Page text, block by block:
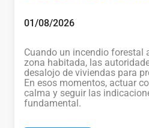
01/08/2026
Cuando un incendio forestal
zona habitada, las
desalojo de viviendas para
En esos momentos, actuar
calma y seguir las
fundamental.